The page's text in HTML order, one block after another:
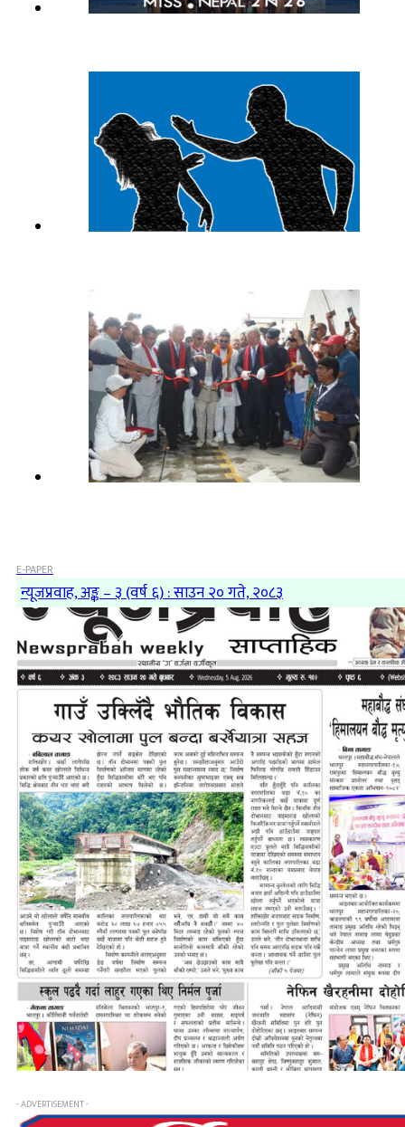
E-PAPER
न्यूजप्रवाह, अङ्क – ३ (वर्ष ६) : साउन २० गते, २०८३
- ADVERTISEMENT -